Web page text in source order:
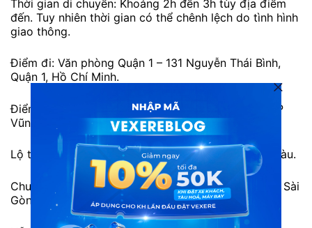
Thời gian di chuyển: Khoảng 2h đến 3h tùy địa điểm
đến. Tuy nhiên thời gian có thể chênh lệch do tình hình
giao thông.
Điểm đi: Văn phòng Quận 1 – 131 Nguyễn Thái Bình,
Quận 1, Hồ Chí Minh.
Điểm đến: Văn phòng Vũng Tàu – 33 Đường 3/2, TP
Vũng Tàu.
Lộ trình: Quận 1 Cao tốc Long Thành Bà Rịa Vũng Tàu.
Chưa hỗ trợ trung chuyển đón/trả khách tận nơi tại Sài
Gòn.